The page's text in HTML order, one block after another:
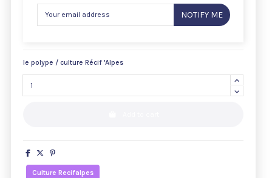
NOTIFY ME
le polype / culture Récif 'Alpes
Culture Recifalpes